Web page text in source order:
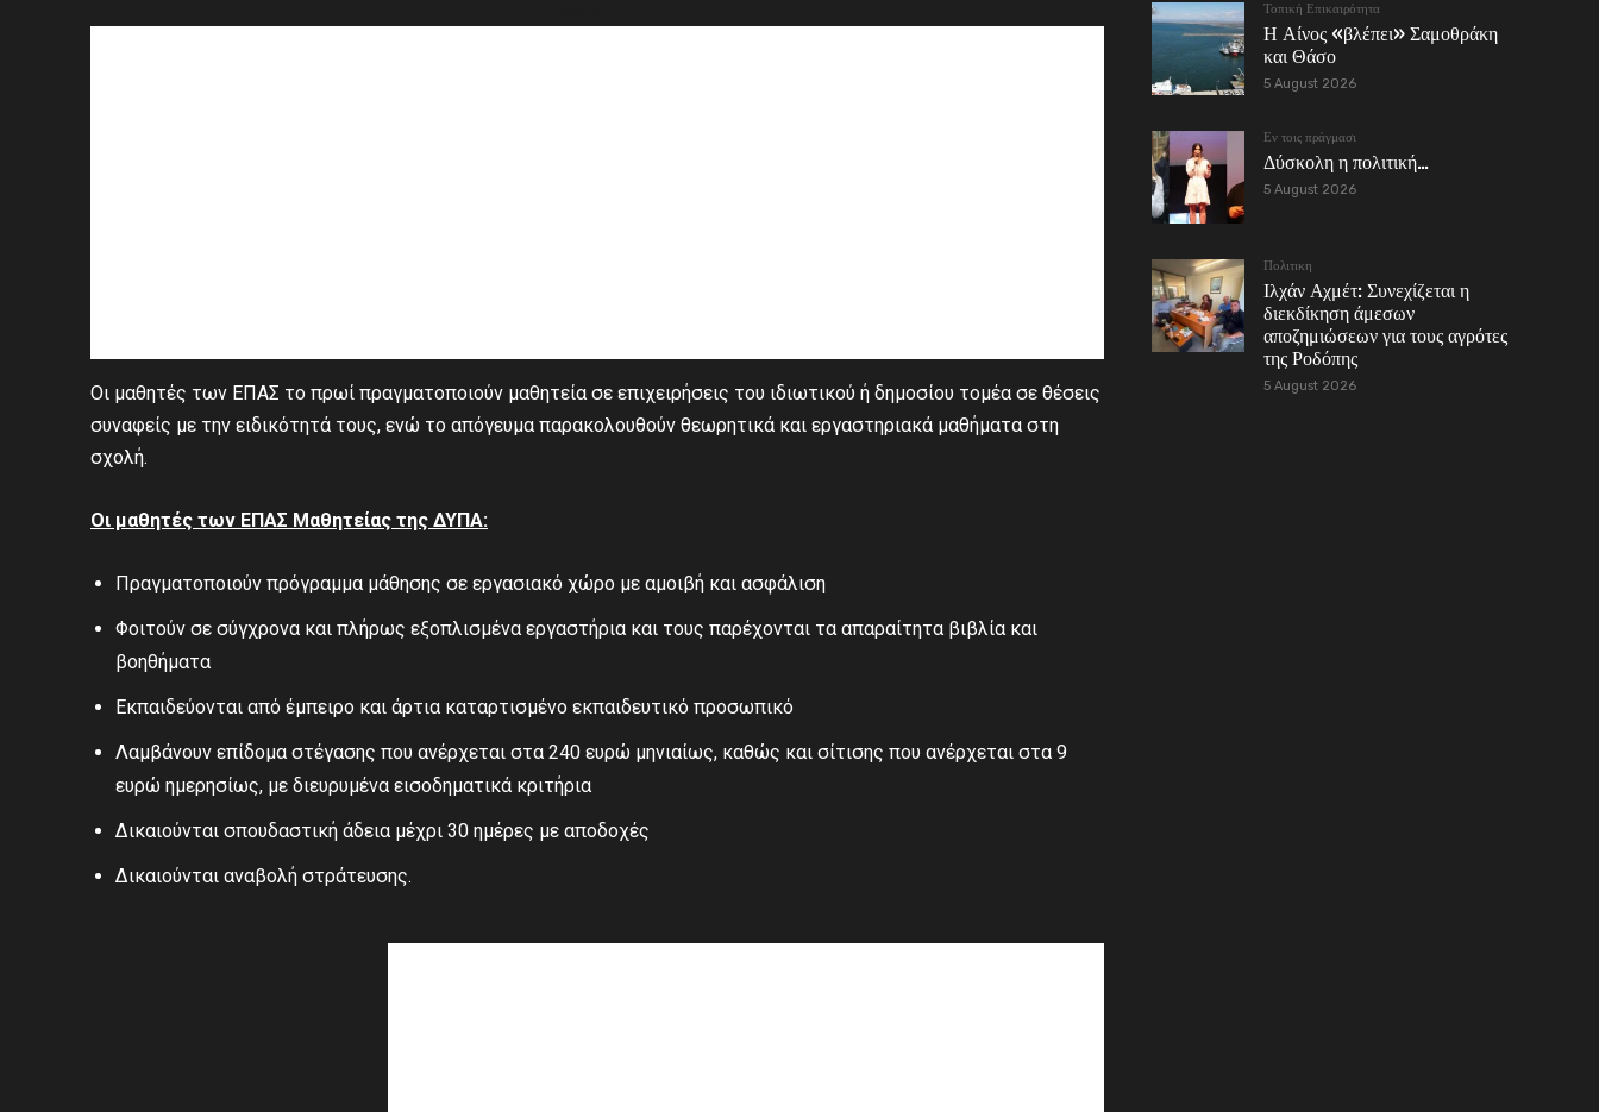
Οι μαθητές των ΕΠΑΣ το πρωί πραγματοποιούν μαθητεία σε επιχειρήσεις του ιδιωτικού ή δημοσίου τομέα σε θέσεις
συναφείς με την ειδικότητά τους, ενώ το απόγευμα παρακολουθούν θεωρητικά και εργαστηριακά μαθήματα στη
σχολή.
Οι μαθητές των ΕΠΑΣ Μαθητείας της ΔΥΠΑ:
Πραγματοποιούν πρόγραμμα μάθησης σε εργασιακό χώρο με αμοιβή και ασφάλιση
Φοιτούν σε σύγχρονα και πλήρως εξοπλισμένα εργαστήρια και τους παρέχονται τα απαραίτητα βιβλία και
βοηθήματα
Εκπαιδεύονται από έμπειρο και άρτια καταρτισμένο εκπαιδευτικό προσωπικό
Λαμβάνουν επίδομα στέγασης που ανέρχεται στα 240 ευρώ μηνιαίως, καθώς και σίτισης που ανέρχεται στα 9
ευρώ ημερησίως, με διευρυμένα εισοδηματικά κριτήρια
Δικαιούνται σπουδαστική άδεια μέχρι 30 ημέρες με αποδοχές
Δικαιούνται αναβολή στράτευσης.
Τοπική Επικαιρότητα
Η Αίνος «βλέπει» Σαμοθράκη
και Θάσο
5 August 2026
Εν τοις πράγμασι
Δύσκολη η πολιτική…
5 August 2026
Πολιτικη
Ιλχάν Αχμέτ: Συνεχίζεται η
διεκδίκηση άμεσων
αποζημιώσεων για τους αγρότες
της Ροδόπης
5 August 2026